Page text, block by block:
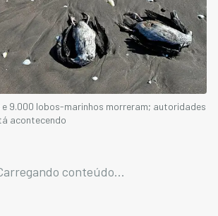
e 9.000 lobos-marinhos morreram; autoridades
acontecendo
conteúdo...